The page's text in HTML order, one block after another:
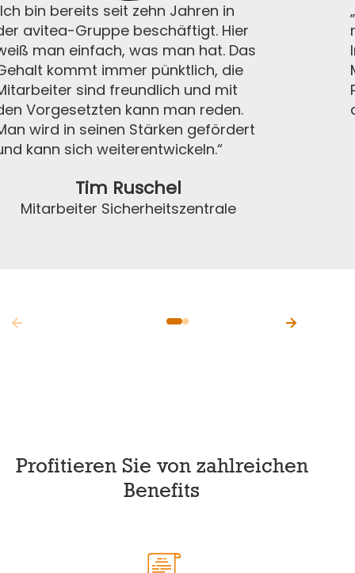
bin bereits seit zehn Jahren in
avitea-Gruppe beschäftigt. Hier
man einfach, was man hat. Das
kommt immer pünktlich, die
sind freundlich und mit
Vorgesetzten kann man reden.
wird in seinen Stärken gefördert
kann sich weiterentwickeln.“
Tim Ruschel
Mitarbeiter Sicherheitszentrale
Profitieren Sie von zahlreichen
Benefits